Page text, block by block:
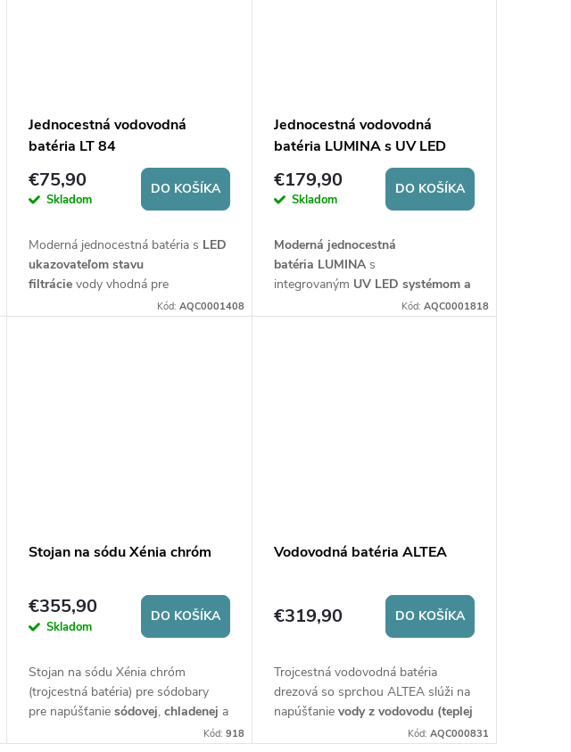
Jednocestná vodovodná
batéria LT 84
€75,90
Skladom
DO KOŠÍKA
Moderná jednocestná batéria s LED
ukazovateľom stavu
filtrácie vodyvhodná pre
napúšťanie filtrovanej vody pre
Kód: AQC0001408
Jednocestná vodovodná
batéria LUMINA s UV LED
€179,90
Skladom
DO KOŠÍKA
Moderná jednocestná
batéria LUMINAs
integrovaným UV LED systémom a
pre výdaj filtrovanej
Kód: AQC0001818
Stojan na sódu Xénia chróm
€355,90
Skladom
DO KOŠÍKA
Stojan na sódu Xénia chróm
(trojcestná batéria) pre sódobary
pre napúšťaniesódovej,chladenej a
Kód: 918
Vodovodná batéria ALTEA
€319,90 DO KOŠÍKA
Trojcestná vodovodná batéria
drezová so sprchou ALTEA slúži na
napúšťanie vody z vodovodu (teplej
vody. Má
Kód: AQC000831